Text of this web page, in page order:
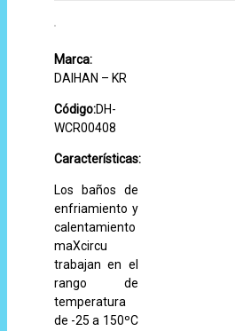
Marca:
DAIHAN – KR
Código:DH-
WCR00408
Características:
Los baños de
enfriamiento y
calentamiento
maXcircu
trabajan en el
rango de
temperatura
de -25 a 150ºC